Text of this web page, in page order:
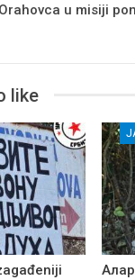
u misiji
like